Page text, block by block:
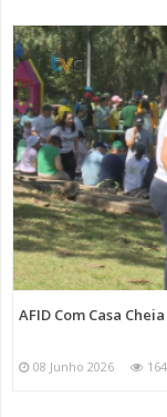
AFID Com Casa
08 Junho 2026